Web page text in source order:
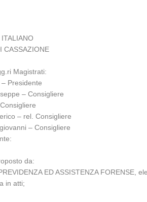
CASSAZIONE
Magistrati:
Presidente
– Consigliere
– rel. Consigliere
– Consigliere
da:
ED ASSISTENZA FORENSE,
in atti;